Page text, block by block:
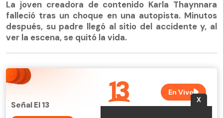
La joven creadora de contenido Karla Thaynnara
falleció tras un choque en una autopista. Minutos
después, su padre llegó al sitio del accidente y, al
ver la escena, se quitó la vida.
Señal El 13